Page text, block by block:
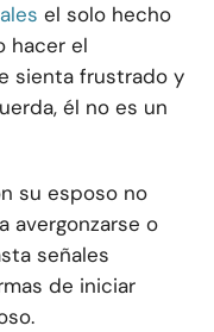
el solo hecho
hacer el
sienta frustrado y
él no es un
su esposo no
avergonzarse o
señales
de iniciar